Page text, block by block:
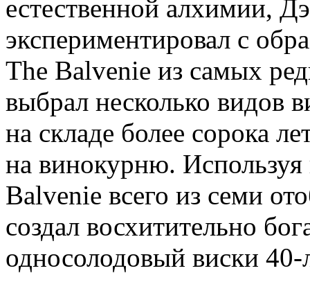
естественной алхимии,
экспериментировал с
The Balvenie из самых
выбрал несколько видов
на складе более сорока
на винокурню.
Balvenie всего из семи
создал восхитительно
односолодовый виски